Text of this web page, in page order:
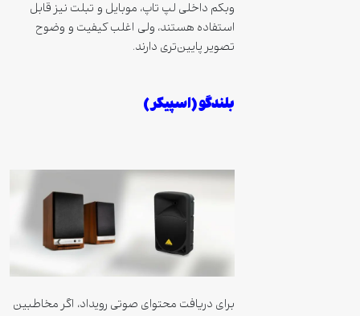
وبکم داخلی لپ تاپ، موبایل و تبلت نیز قابل
استفاده هستند، ولی اغلب کیفیت و وضوح
تصویر پایین‌تری دارند.
بلندگو (اسپیکر)
برای دریافت محتوای صوتی رویداد، اگر مخاطبین